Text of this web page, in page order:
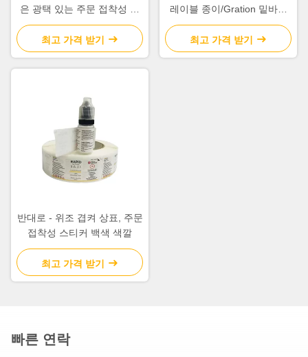
은 광택 있는 주문 접착성 라
벨 영원한 애완 동물 물자
최고 가격 받기
레이블 종이/Gration 밑바닥
서류상 물자
최고 가격 받기
반대로 - 위조 겹켜 상표, 주문
접착성 스티커 백색 색깔
최고 가격 받기
빠른 연락